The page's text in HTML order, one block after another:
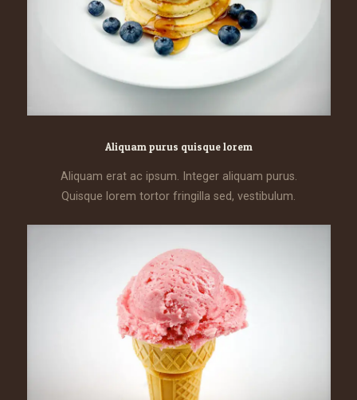
Aliquam purus quisque lorem
Aliquam erat ac ipsum. Integer aliquam purus.
Quisque lorem tortor fringilla sed, vestibulum.